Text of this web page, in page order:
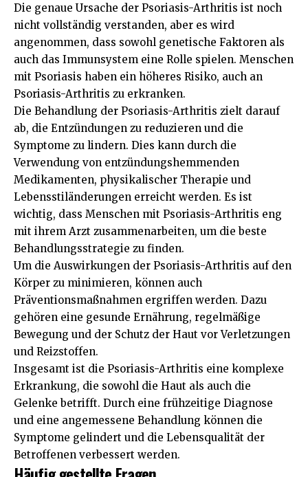
Die genaue Ursache der Psoriasis-Arthritis ist noch
nicht vollständig verstanden, aber es wird
angenommen, dass sowohl genetische Faktoren als
auch das Immunsystem eine Rolle spielen. Menschen
mit Psoriasis haben ein höheres Risiko, auch an
Psoriasis-Arthritis zu erkranken.
Die Behandlung der Psoriasis-Arthritis zielt darauf
ab, die Entzündungen zu reduzieren und die
Symptome zu lindern. Dies kann durch die
Verwendung von entzündungshemmenden
Medikamenten, physikalischer Therapie und
Lebensstiländerungen erreicht werden. Es ist
wichtig, dass Menschen mit Psoriasis-Arthritis eng
mit ihrem Arzt zusammenarbeiten, um die beste
Behandlungsstrategie zu finden.
Um die Auswirkungen der Psoriasis-Arthritis auf den
Körper zu minimieren, können auch
Präventionsmaßnahmen ergriffen werden. Dazu
gehören eine gesunde Ernährung, regelmäßige
Bewegung und der Schutz der Haut vor Verletzungen
und Reizstoffen.
Insgesamt ist die Psoriasis-Arthritis eine komplexe
Erkrankung, die sowohl die Haut als auch die
Gelenke betrifft. Durch eine frühzeitige Diagnose
und eine angemessene Behandlung können die
Symptome gelindert und die Lebensqualität der
Betroffenen verbessert werden.